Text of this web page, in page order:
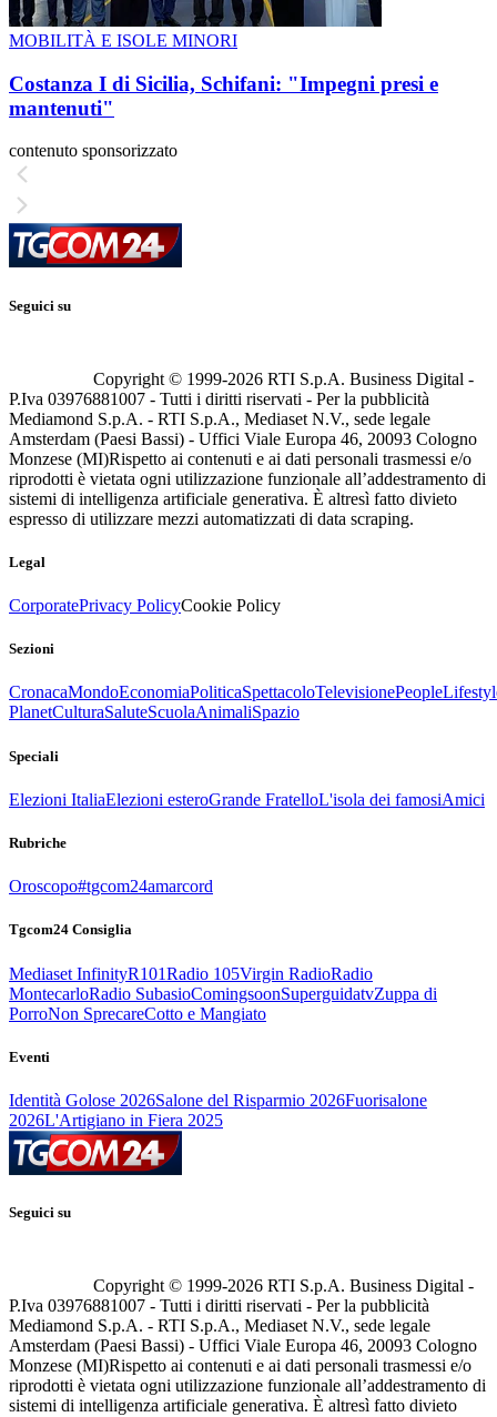
MOBILITÀ E ISOLE MINORI
Costanza I di Sicilia, Schifani: "Impegni presi e
mantenuti"
contenuto sponsorizzato
Seguici su
Copyright © 1999-2026 RTI S.p.A. Business Digital -
P.Iva 03976881007 - Tutti i diritti riservati - Per la pubblicità
Mediamond S.p.A. - RTI S.p.A., Mediaset N.V., sede legale
Amsterdam (Paesi Bassi) - Uffici Viale Europa 46, 20093 Cologno
Monzese (MI)Rispetto ai contenuti e ai dati personali trasmessi e/o
riprodotti è vietata ogni utilizzazione funzionale all’addestramento di
sistemi di intelligenza artificiale generativa. È altresì fatto divieto
espresso di utilizzare mezzi automatizzati di data scraping.
Legal
CorporatePrivacy PolicyCookie Policy
Sezioni
CronacaMondoEconomiaPoliticaSpettacoloTelevisionePeople
PlanetCulturaSaluteScuolaAnimaliSpazio
Speciali
Elezioni ItaliaElezioni esteroGrande FratelloL'isola dei famosiAmici
Rubriche
Oroscopo#tgcom24amarcord
Tgcom24 Consiglia
Mediaset InfinityR101Radio 105Virgin RadioRadio
MontecarloRadio SubasioComingsoonSuperguidatvZuppa di
PorroNon SprecareCotto e Mangiato
Eventi
Identità Golose 2026Salone del Risparmio 2026Fuorisalone
2026L'Artigiano in Fiera 2025
Seguici su
Copyright © 1999-2026 RTI S.p.A. Business Digital -
P.Iva 03976881007 - Tutti i diritti riservati - Per la pubblicità
Mediamond S.p.A. - RTI S.p.A., Mediaset N.V., sede legale
Amsterdam (Paesi Bassi) - Uffici Viale Europa 46, 20093 Cologno
Monzese (MI)Rispetto ai contenuti e ai dati personali trasmessi e/o
riprodotti è vietata ogni utilizzazione funzionale all’addestramento di
sistemi di intelligenza artificiale generativa. È altresì fatto divieto